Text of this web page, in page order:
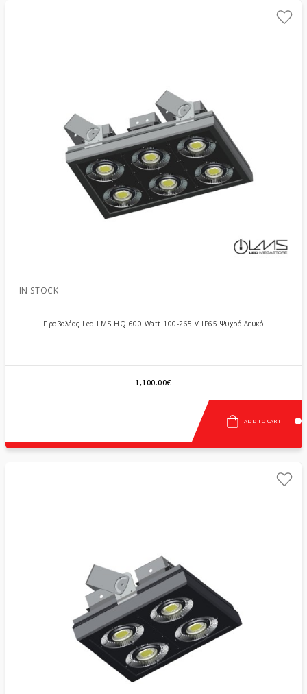
IN STOCK
Προβολέας Led LMS HQ 600 Watt 100-265 V IP65 Ψυχρό Λευκό
1,100.00€
ADD TO CART